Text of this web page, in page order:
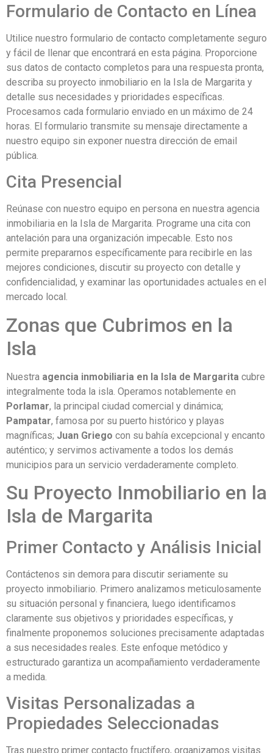
Formulario de Contacto en Línea
Utilice nuestro formulario de contacto completamente seguro
y fácil de llenar que encontrará en esta página. Proporcione
sus datos de contacto completos para una respuesta pronta,
describa su proyecto inmobiliario en la Isla de Margarita y
detalle sus necesidades y prioridades específicas.
Procesamos cada formulario enviado en un máximo de 24
horas. El formulario transmite su mensaje directamente a
nuestro equipo sin exponer nuestra dirección de email
pública.
Cita Presencial
Reúnase con nuestro equipo en persona en nuestra agencia
inmobiliaria en la Isla de Margarita. Programe una cita con
antelación para una organización impecable. Esto nos
permite prepararnos específicamente para recibirle en las
mejores condiciones, discutir su proyecto con detalle y
confidencialidad, y examinar las oportunidades actuales en el
mercado local.
Zonas que Cubrimos en la
Isla
Nuestra agencia inmobiliaria en la Isla de Margarita cubre
integralmente toda la isla. Operamos notablemente en
Porlamar, la principal ciudad comercial y dinámica;
Pampatar, famosa por su puerto histórico y playas
magníficas; Juan Griego con su bahía excepcional y encanto
auténtico; y servimos activamente a todos los demás
municipios para un servicio verdaderamente completo.
Su Proyecto Inmobiliario en la
Isla de Margarita
Primer Contacto y Análisis Inicial
Contáctenos sin demora para discutir seriamente su
proyecto inmobiliario. Primero analizamos meticulosamente
su situación personal y financiera, luego identificamos
claramente sus objetivos y prioridades específicas, y
finalmente proponemos soluciones precisamente adaptadas
a sus necesidades reales. Este enfoque metódico y
estructurado garantiza un acompañamiento verdaderamente
a medida.
Visitas Personalizadas a
Propiedades Seleccionadas
Tras nuestro primer contacto fructífero, organizamos visitas